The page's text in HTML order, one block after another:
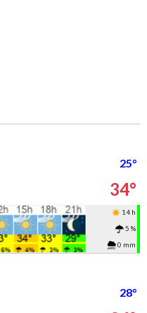
25°
34°
14 h
5 %
0 mm
28°